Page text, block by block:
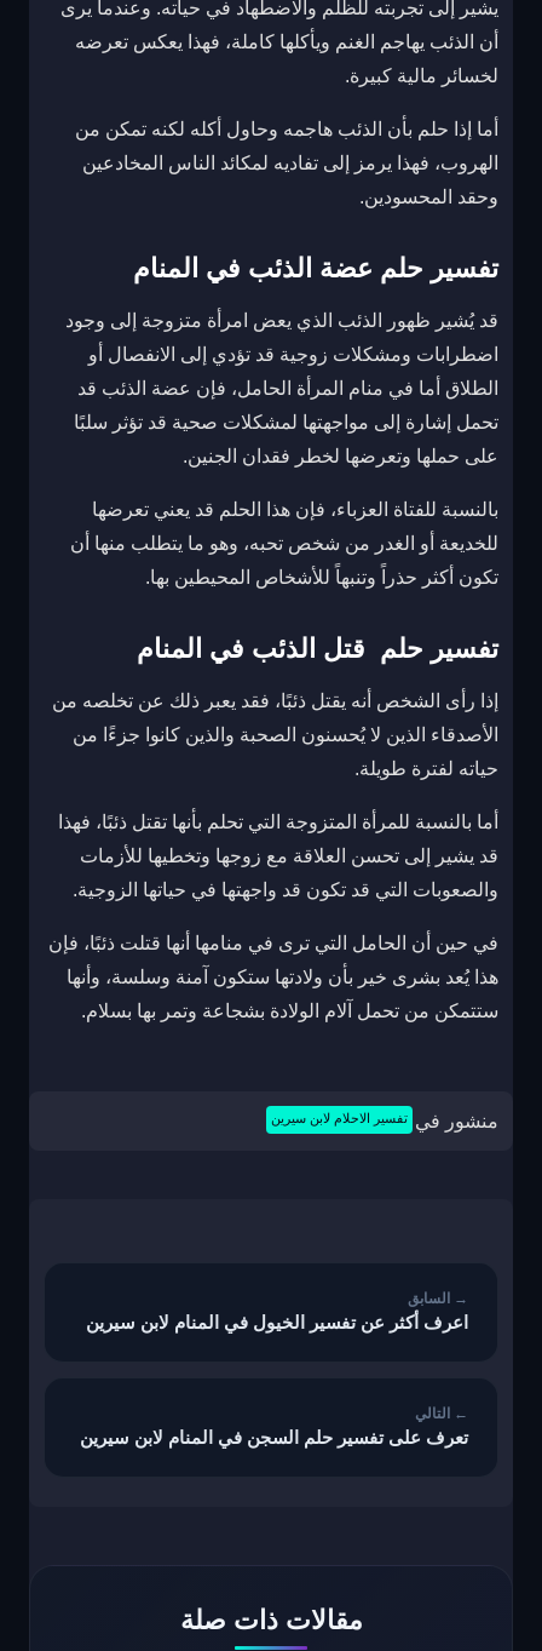
يشير إلى تجربته للظلم والاضطهاد في حياته. وعندما يرى
أن الذئب يهاجم الغنم ويأكلها كاملة، فهذا يعكس تعرضه
لخسائر مالية كبيرة.
أما إذا حلم بأن الذئب هاجمه وحاول أكله لكنه تمكن من
الهروب، فهذا يرمز إلى تفاديه لمكائد الناس المخادعين
وحقد المحسودين.
تفسير حلم عضة الذئب في المنام
قد يُشير ظهور الذئب الذي يعض امرأة متزوجة إلى وجود
اضطرابات ومشكلات زوجية قد تؤدي إلى الانفصال أو
الطلاق أما في منام المرأة الحامل، فإن عضة الذئب قد
تحمل إشارة إلى مواجهتها لمشكلات صحية قد تؤثر سلبًا
على حملها وتعرضها لخطر فقدان الجنين.
بالنسبة للفتاة العزباء، فإن هذا الحلم قد يعني تعرضها
للخديعة أو الغدر من شخص تحبه، وهو ما يتطلب منها أن
تكون أكثر حذراً وتنبهاً للأشخاص المحيطين بها.
تفسير حلم قتل الذئب في المنام
إذا رأى الشخص أنه يقتل ذئبًا، فقد يعبر ذلك عن تخلصه من
الأصدقاء الذين لا يُحسنون الصحبة والذين كانوا جزءًا من
حياته لفترة طويلة.
أما بالنسبة للمرأة المتزوجة التي تحلم بأنها تقتل ذئبًا، فهذا
قد يشير إلى تحسن العلاقة مع زوجها وتخطيها للأزمات
والصعوبات التي قد تكون قد واجهتها في حياتها الزوجية.
في حين أن الحامل التي ترى في منامها أنها قتلت ذئبًا، فإن
هذا يُعد بشرى خير بأن ولادتها ستكون آمنة وسلسة، وأنها
ستتمكن من تحمل آلام الولادة بشجاعة وتمر بها بسلام.
منشور في تفسير الاحلام لابن سيرين
اعرف أكثر عن تفسير الخيول في المنام لابن سيرين
تعرف على تفسير حلم السجن في المنام لابن سيرين
مقالات ذات صلة